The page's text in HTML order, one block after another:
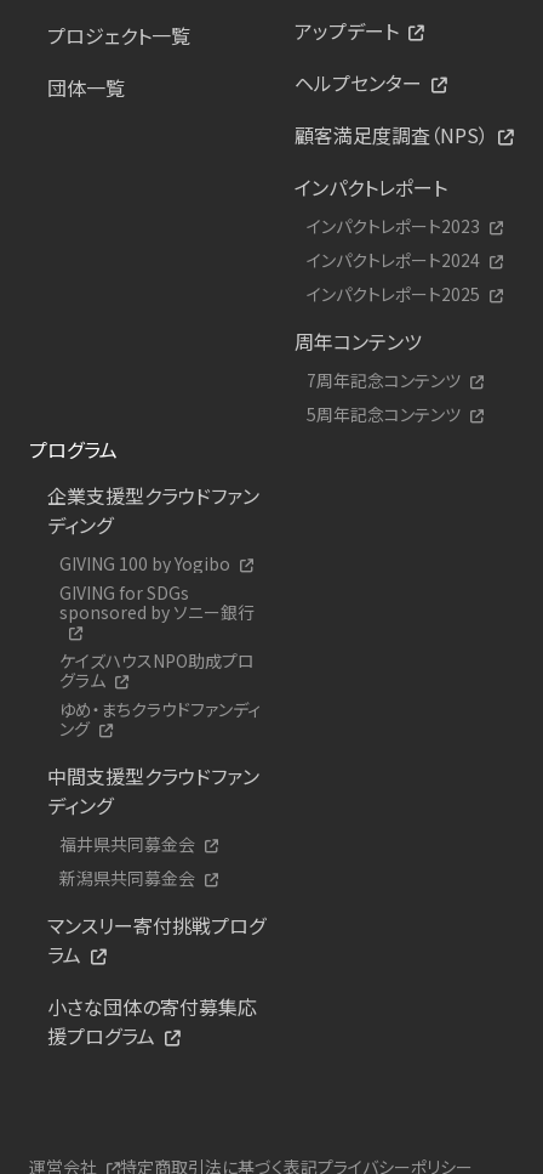
プロジェクト一覧
団体一覧
アップデート
ヘルプセンター
顧客満足度調査（NPS）
インパクトレポート
インパクトレポート2023
インパクトレポート2024
インパクトレポート2025
周年コンテンツ
7周年記念コンテンツ
5周年記念コンテンツ
プログラム
企業支援型クラウドファン
ディング
GIVING 100 by Yogibo
GIVING for SDGs
sponsored by ソニー銀行
ケイズハウスNPO助成プロ
グラム
ゆめ・まちクラウドファンディ
ング
中間支援型クラウドファン
ディング
福井県共同募金会
新潟県共同募金会
マンスリー寄付挑戦プログ
ラム
小さな団体の寄付募集応
援プログラム
運営会社 特定商取引法に基づく表記プライバシーポリシー